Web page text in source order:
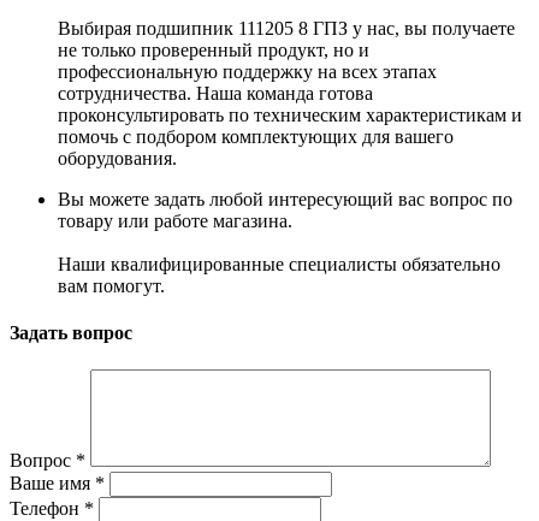
Выбирая подшипник 111205 8 ГПЗ у нас, вы получаете
не только проверенный продукт, но и
профессиональную поддержку на всех этапах
сотрудничества. Наша команда готова
проконсультировать по техническим характеристикам и
помочь с подбором комплектующих для вашего
оборудования.
Вы можете задать любой интересующий вас вопрос по
товару или работе магазина.
Наши квалифицированные специалисты обязательно
вам помогут.
Задать вопрос
Вопрос *
Ваше имя *
Телефон *